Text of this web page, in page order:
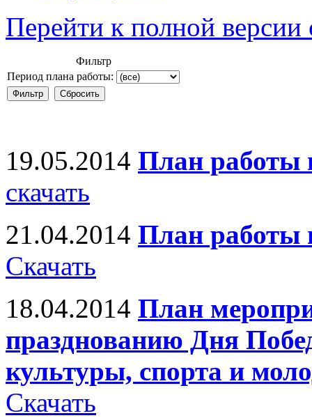
Перейти к полной версии
Фильтр
Период плана работы:
19.05.2014 План работы
скачать
21.04.2014 План работы
Скачать
18.04.2014 План
празднованию Дня
культуры, спорта и
Скачать